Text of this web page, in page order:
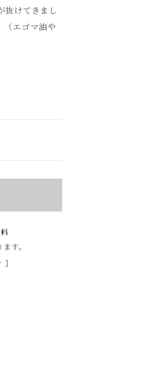
抜けてきまし
（エゴマ油や
す。